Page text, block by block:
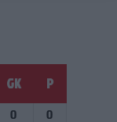
GK P
0
0